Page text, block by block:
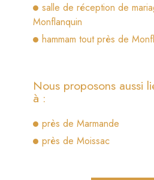
salle de réception de
Monflanquin
hammam tout près de
Nous proposons aussi
à :
près de Marmande
près de Moissac